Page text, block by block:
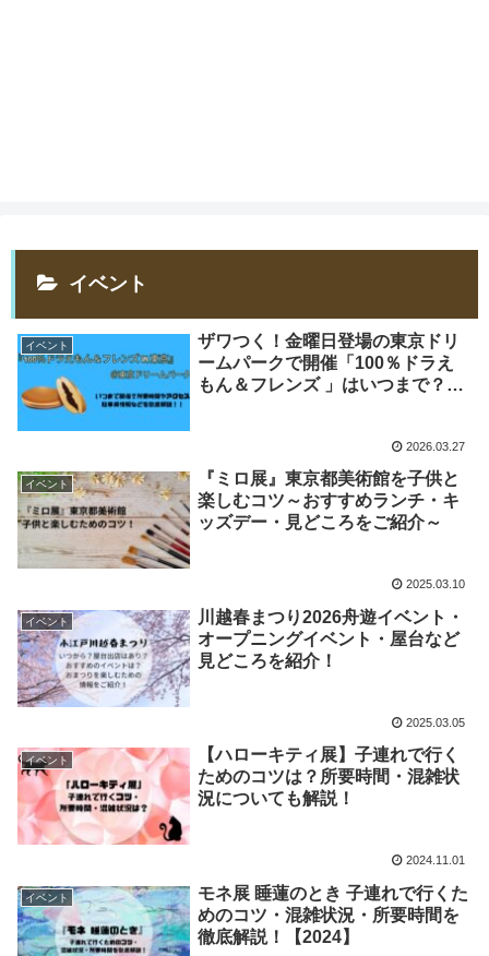
イベント
イベント
ザワつく！金曜日登場の東京ドリ
ームパークで開催「100％ドラえ
もん＆フレンズ 」はいつまで？所
2026.03.27
イベント
『ミロ展』東京都美術館を子供と
楽しむコツ～おすすめランチ・キ
ッズデー・見どころをご紹介～
2025.03.10
イベント
川越春まつり2026舟遊イベント・
オープニングイベント・屋台など
見どころを紹介！
2025.03.05
イベント
【ハローキティ展】子連れで行く
ためのコツは？所要時間・混雑状
況についても解説！
2024.11.01
イベント
モネ展 睡蓮のとき 子連れで行くた
めのコツ・混雑状況・所要時間を
徹底解説！【2024】